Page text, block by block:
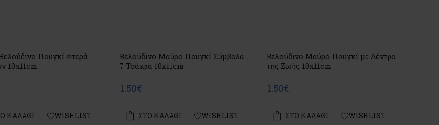
Πουγκί Φτερά
10x11cm
ΚΑΛΑΘΙ WISHLIST
Βελούδινο Μαύρο Πουγκί Σύμβολα
7 Τσάκρα 10x11cm
1.50€
ΣΤΟ ΚΑΛΑΘΙ WISHLIST
Βελούδινο Μαύρο Πουγκί με Δέντρο
της Ζωής 10x11cm
1.50€
ΣΤΟ ΚΑΛΑΘΙ WISHLIST